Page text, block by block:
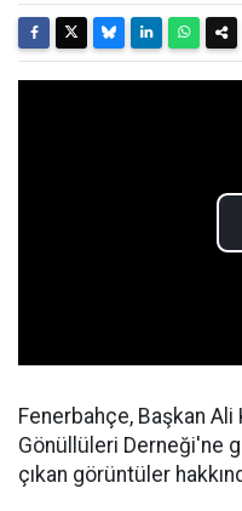
Fenerbahçe, Başkan
Gönüllüleri Derneği'ne
çıkan görüntüler